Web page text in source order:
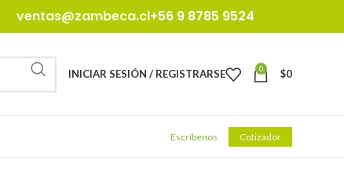
ventas@zambeca.cl+56 9 8785 9524
INICIAR SESIÓN / REGISTRARSE 0 $0
Escríbenos Cotizador